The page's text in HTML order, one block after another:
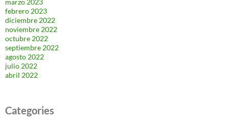
marzo 2023
febrero 2023
diciembre 2022
noviembre 2022
octubre 2022
septiembre 2022
agosto 2022
julio 2022
abril 2022
Categories